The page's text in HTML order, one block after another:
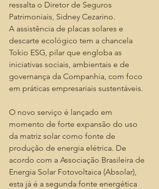
ressalta o Diretor de Seguros
Patrimoniais, Sidney Cezarino.
A assistência de placas solares e
descarte ecológico tem a chancela
Tokio ESG, pilar que engloba as
iniciativas sociais, ambientais e de
governança da Companhia, com foco
em práticas empresariais sustentáveis.
O novo serviço é lançado em
momento de forte expansão do uso
da matriz solar como fonte de
produção de energia elétrica. De
acordo com a Associação Brasileira de
Energia Solar Fotovoltaica (Absolar),
esta já é a segunda fonte energética